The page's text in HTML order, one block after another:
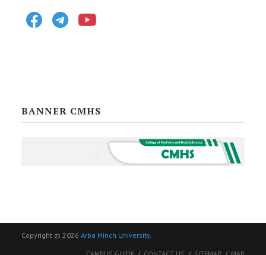
FacebookTelegram
BANNER CMHS
Copyright © 2026 Arba Minch University.